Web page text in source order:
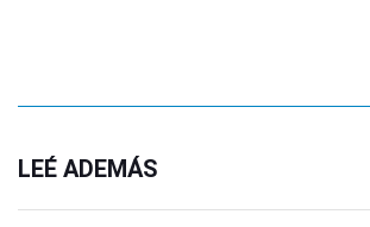
LEÉ ADEMÁS